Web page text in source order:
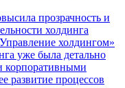
прозрачность и
холдинга
холдингом»
уже была детально
корпоративными
развитие процессов